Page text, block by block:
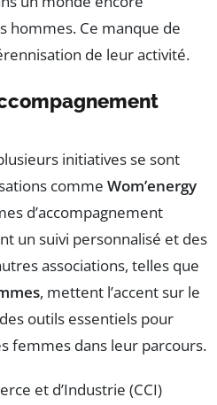
hommes. Ce manque de
de leur activité.
initiatives se sont
comme Wom’energy
d’accompagnement
un suivi personnalisé et des
associations, telles que
, mettent l’accent sur le
outils essentiels pour
femmes dans leur parcours.
et d’Industrie (CCI)